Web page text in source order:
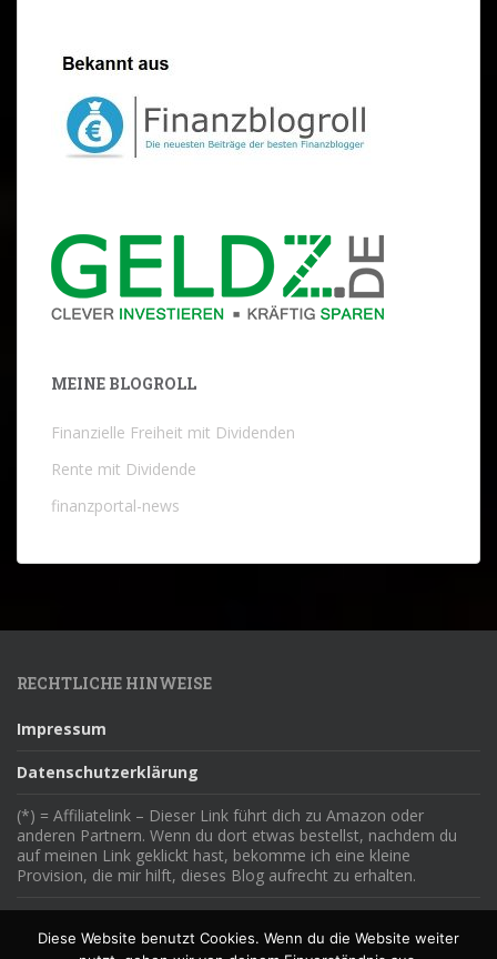
MEINE BLOGROLL
Finanzielle Freiheit mit Dividenden
Rente mit Dividende
finanzportal-news
RECHTLICHE HINWEISE
Impressum
Datenschutzerklärung
(*) = Affiliatelink – Dieser Link führt dich zu Amazon oder
anderen Partnern. Wenn du dort etwas bestellst, nachdem du
auf meinen Link geklickt hast, bekomme ich eine kleine
Provision, die mir hilft, dieses Blog aufrecht zu erhalten.
Diese Website benutzt Cookies. Wenn du die Website weiter